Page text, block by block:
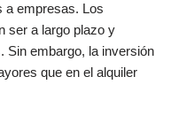
a empresas. Los
ser a largo plazo y
Sin embargo, la inversión
que en el alquiler